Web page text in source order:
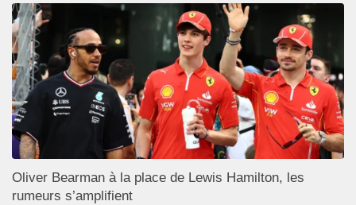
Oliver Bearman à la place de Lewis Hamilton, les
rumeurs s’amplifient